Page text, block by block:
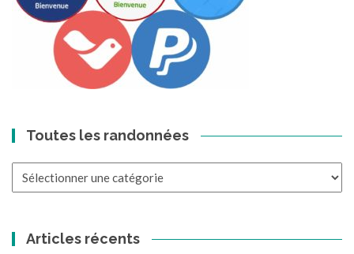
Toutes les randonnées
Articles récents